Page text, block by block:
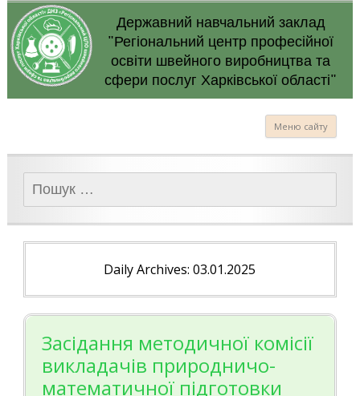
Державний навчальний заклад
"Регіональний центр професійної
освіти швейного виробництва та
сфери послуг Харківської області"
Меню сайту
Пошук:
Daily Archives: 03.01.2025
Засідання методичної комісії
викладачів природничо-
математичної підготовки